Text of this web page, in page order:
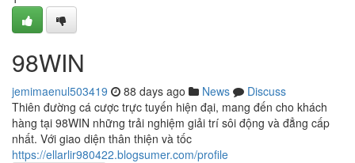
98WIN
jemimaenul503419 88 days ago News
Discuss
Thiên đường cá cược trực tuyến hiện đại, mang đến cho khách
hàng tại 98WIN những trải nghiệm giải trí sôi động và đẳng cấp
nhất. Với giao diện thân thiện và tốc
https://ellarlir980422.blogsumer.com/profile